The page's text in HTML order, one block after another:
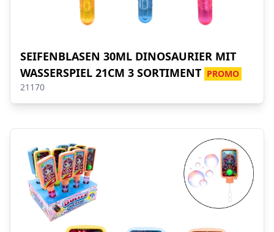
SEIFENBLASEN 30ML DINOSAURIER MIT
WASSERSPIEL 21CM 3 SORTIMENT PROMO
21170